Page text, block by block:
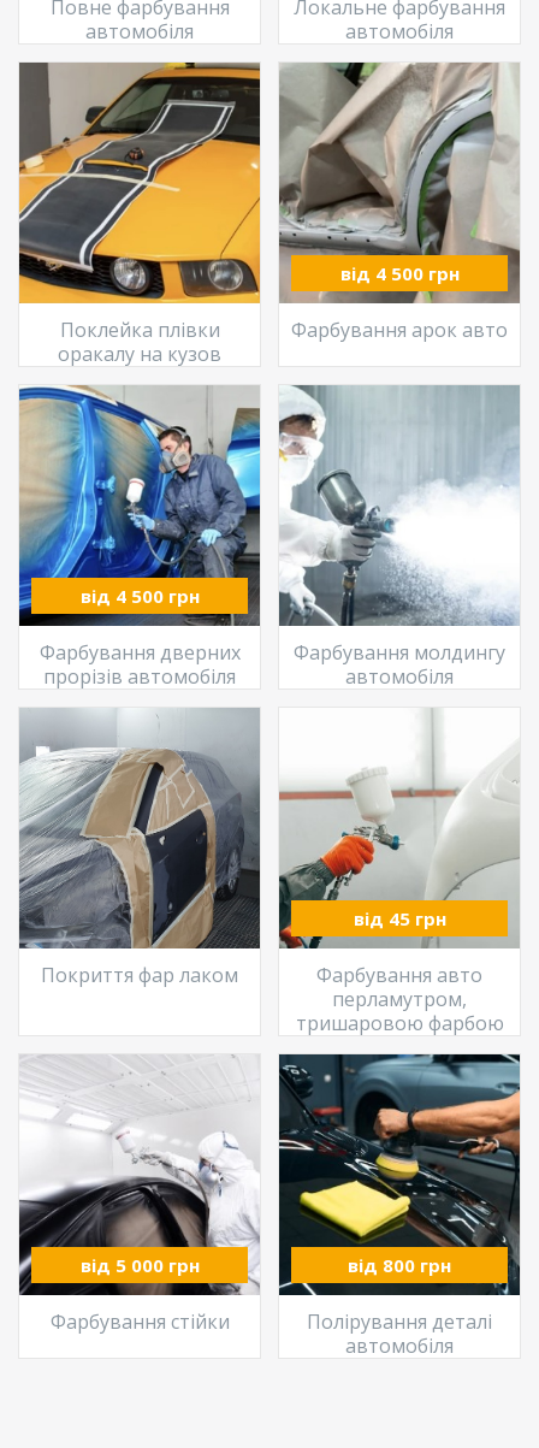
Повне фарбування
автомобіля
Локальне фарбування
автомобіля
Поклейка плівки
оракалу на кузов
від 4 500 грн
Фарбування арок авто
від 4 500 грн
Фарбування дверних
прорізів автомобіля
Фарбування молдингу
автомобіля
Покриття фар лаком
від 45 грн
Фарбування авто
перламутром,
тришаровою фарбою
від 5 000 грн
Фарбування стійки
від 800 грн
Полірування деталі
автомобіля